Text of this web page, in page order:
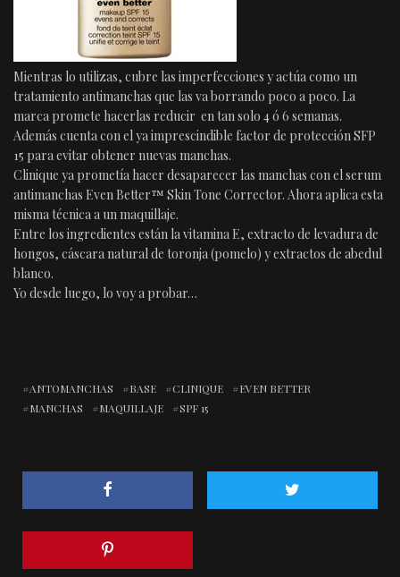
Mientras lo utilizas, cubre las imperfecciones y actúa como un
tratamiento antimanchas que las va borrando poco a poco. La
marca promete hacerlas reducir en tan solo 4 ó 6 semanas.
Además cuenta con el ya imprescindible factor de protección SFP
15 para evitar obtener nuevas manchas.
Clinique ya prometía hacer desaparecer las manchas con el serum
antimanchas Even Better™ Skin Tone Corrector. Ahora aplica esta
misma técnica a un maquillaje.
Entre los ingredientes están la vitamina E, extracto de levadura de
hongos, cáscara natural de toronja (pomelo) y extractos de abedul
blanco.
Yo desde luego, lo voy a probar…
ANTOMANCHAS BASE CLINIQUE
EVEN BETTER
MANCHAS
MAQUILLAJE SPF 15